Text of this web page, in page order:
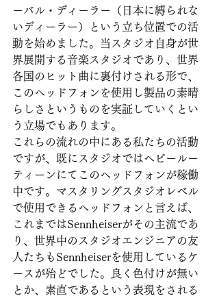
ーバル・ディーラー（日本に縛られな
いディーラー）という立ち位置での活
動を始めました。当スタジオ自身が世
界展開する音楽スタジオであり、世界
各国のヒット曲に裏付けされる形で、
このヘッドフォンを使用し製品の素晴
らしさというものを実証していくとい
う立場でもあります。
これらの流れの中にある私たちの活動
ですが、既にスタジオではヘビールー
ティーンにてこのヘッドフォンが稼働
中です。マスタリングスタジオレベル
で使用できるヘッドフォンと言えば、
これまではSennheiserがその主流であ
り、世界中のスタジオエンジニアの友
人たちもSennheiserを使用しているケ
ースが殆どでした。良く色付けが無い
とか、素直であるという表現をされる